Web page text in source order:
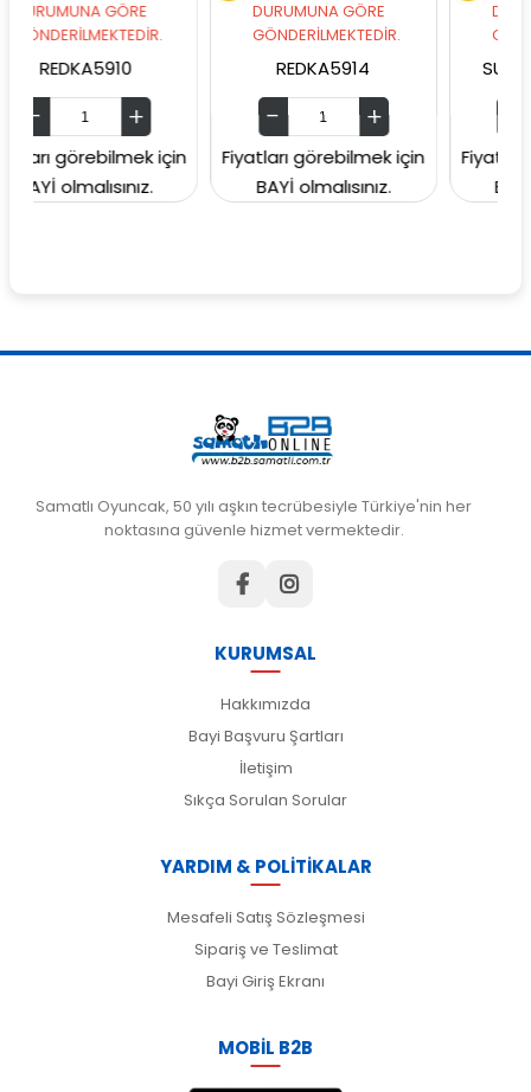
GÖRE
için
DURUMUNA GÖRE
GÖNDERİLMEKTEDİR.
REDKA5914
Fiyatları görebilmek için
BAYİ olmalısınız.
DURUMUNA
Fiyatları
BAYİ
Samatlı Oyuncak, 50 yılı aşkın tecrübesiyle Türkiye'nin her
noktasına güvenle hizmet vermektedir.
KURUMSAL
Hakkımızda
Bayi Başvuru Şartları
İletişim
Sıkça Sorulan Sorular
YARDIM & POLİTİKALAR
Mesafeli Satış Sözleşmesi
Sipariş ve Teslimat
Bayi Giriş Ekranı
MOBİL B2B